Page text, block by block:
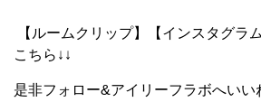
【ルームクリップ】【インスタグラ
こちら↓↓
是非フォロー&アイリーフラボへいい